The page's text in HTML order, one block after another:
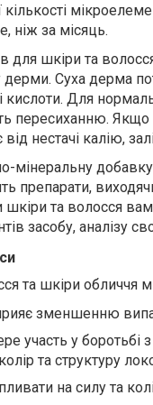
кількості
ніж за місяць.
для шкіри та
дерми. Суха дерма
кислоти. Для
пересиханню.
нестачі калію,
мінеральну
препарати,
шкіри та волосся
засобу, аналізу
та шкіри обличчя
зменшенню
участь у
та структуру
на силу та